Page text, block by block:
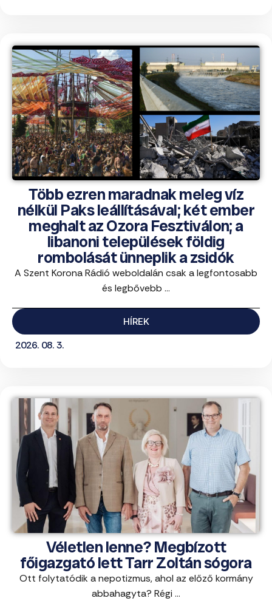
Több ezren maradnak meleg víz
nélkül Paks leállításával; két ember
meghalt az Ozora Fesztiválon; a
libanoni települések földig
rombolását ünneplik a zsidók
A Szent Korona Rádió weboldalán csak a legfontosabb
és legbővebb ...
HÍREK
2026. 08. 3.
Véletlen lenne? Megbízott
főigazgató lett Tarr Zoltán sógora
Ott folytatódik a nepotizmus, ahol az előző kormány
abbahagyta? Régi ...